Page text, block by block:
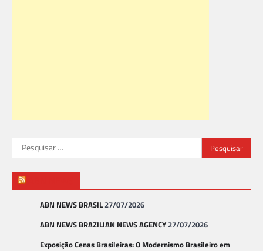
Pesquisar
por:
ABN NEWS BRASIL27/07/2026
ABN NEWS BRAZILIAN NEWS AGENCY27/07/2026
Exposição Cenas Brasileiras: O Modernismo Brasileiro em